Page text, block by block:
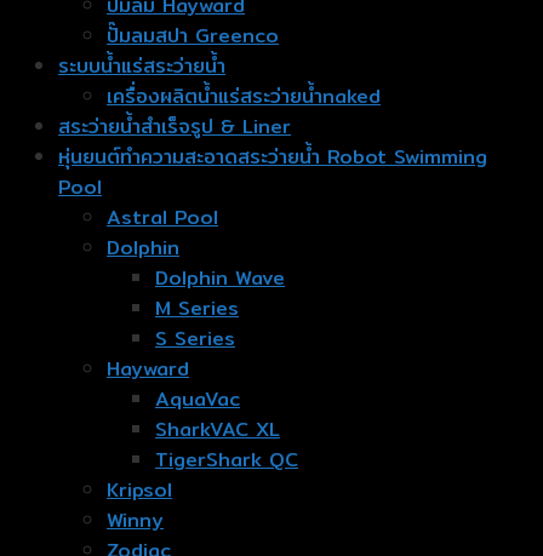
ปั๊มลมสปา Greenco
ระบบน้ำแร่สระว่ายน้ำ
เครื่องผลิตน้ำแร่สระว่ายน้ำnaked
สระว่ายน้ำสำเร็จรูป & Liner
หุ่นยนต์ทำความสะอาดสระว่ายน้ำ Robot Swimming
Pool
Astral Pool
Dolphin
Dolphin Wave
M Series
S Series
Hayward
AquaVac
SharkVAC XL
TigerShark QC
Kripsol
Winny